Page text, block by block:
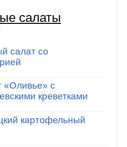
салаты
салат со
«Оливье» с
креветками
картофельный